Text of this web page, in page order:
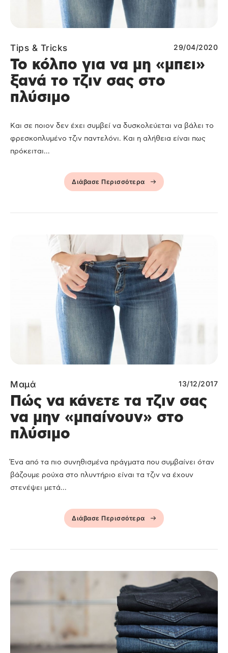
Tips & Tricks 29/04/2020
Το κόλπο για να μη «μπει»
ξανά το τζιν σας στο
πλύσιμο
Και σε ποιον δεν έχει συμβεί να δυσκολεύεται να βάλει το
φρεσκοπλυμένο τζιν παντελόνι. Και η αλήθεια είναι πως
πρόκειται...
Διάβασε Περισσότερα
Μαμά 13/12/2017
Πώς να κάνετε τα τζιν σας
να μην «μπαίνουν» στο
πλύσιμο
Ένα από τα πιο συνηθισμένα πράγματα που συμβαίνει όταν
βάζουμε ρούχα στο πλυντήριο είναι τα τζιν να έχουν
στενέψει μετά...
Διάβασε Περισσότερα